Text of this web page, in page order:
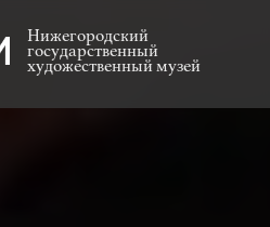
Нижегородский
государственный
художественный музей